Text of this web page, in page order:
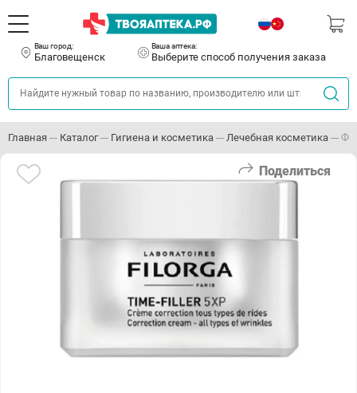
Ваш город:
Благовещенск
Ваша аптека:
Выберите способ получения заказа
Главная Каталог Гигиена и косметика Лечебная косметика
Поделиться